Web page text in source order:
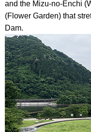
and the Mizu-no-Enchi
(Flower Garden) that
Dam.